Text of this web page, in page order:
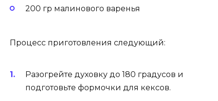
200 гр малинового варенья
Процесс приготовления следующий:
Разогрейте духовку до 180 градусов и
подготовьте формочки для кексов.